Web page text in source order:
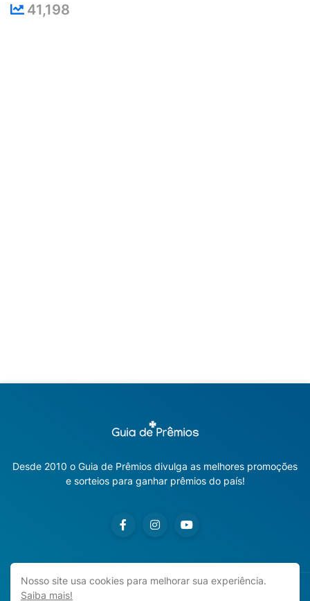
41,198
Desde 2010 o Guia de Prêmios divulga as melhores promoções
e sorteios para ganhar prêmios do país!
Copyright ©
Nosso site usa cookies para melhorar sua experiência.
Saiba mais!